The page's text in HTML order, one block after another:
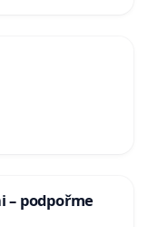
– podpořme